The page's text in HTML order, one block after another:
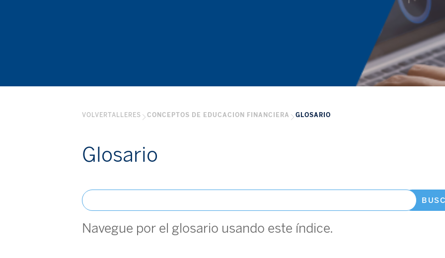
VOLVER TALLERES CONCEPTOS DE EDUCACION FINANCIERA GLOSARIO
Glosario
Navegue por el glosario usando este índice.